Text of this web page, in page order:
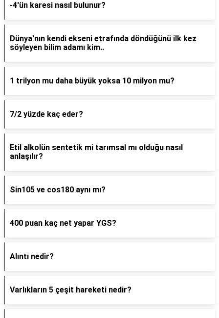
-4'ün karesi nasıl bulunur?
Dünya'nın kendi ekseni etrafında döndüğünü ilk kez
söyleyen bilim adamı kim..
1 trilyon mu daha büyük yoksa 10 milyon mu?
7/2 yüzde kaç eder?
Etil alkolün sentetik mi tarımsal mı olduğu nasıl
anlaşılır?
Sin105 ve cos180 aynı mı?
400 puan kaç net yapar YGS?
Alıntı nedir?
Varlıkların 5 çeşit hareketi nedir?